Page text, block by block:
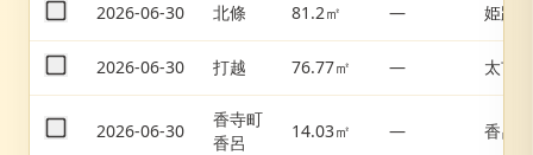
2026-06-30 北條 81.2㎡ — 姫路
2026-06-30 打越 76.77㎡ — 太市
2026-06-30
香寺町
香呂
14.03㎡ — 香呂